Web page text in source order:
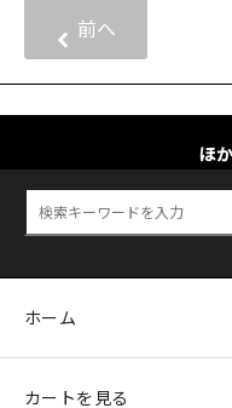
前へ
ほ
ホーム
カートを見る